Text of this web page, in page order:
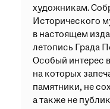
художникам.
Исторического
в настоящем
летопись Града
Особый интерес
на которых
памятники, не
а также не